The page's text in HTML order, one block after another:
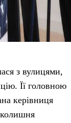
з вулицями,
Її головною
керівниця